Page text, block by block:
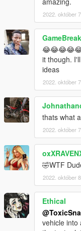
2022. október
it though.
ideas
2022. október
thats what
2022. október
🤣WTF
2022. október
Ethical
vehicle into